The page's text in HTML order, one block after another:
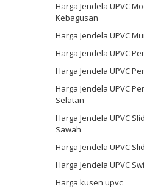
Harga Jendela UPVC
Kebagusan
Harga Jendela UPVC
Harga Jendela UPVC
Harga Jendela UPVC
Harga Jendela UPVC
Selatan
Harga Jendela UPVC
Sawah
Harga Jendela UPVC
Harga Jendela UPVC
Harga kusen upvc